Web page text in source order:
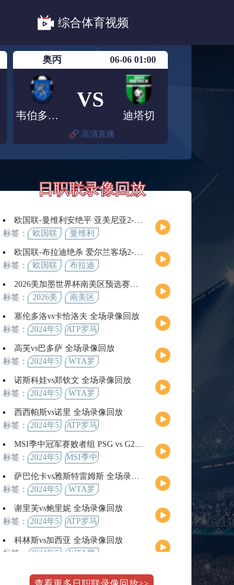
综合体育视频
奥丙 06-06 01:00
韦伯多夫圣安那
VS
迪塔切
高清直播
日职联录像回放
欧国联-曼维利安绝平 亚美尼亚2-2法罗群岛
标签：
欧国联
曼维利
欧国联-布拉迪绝杀 爱尔兰客场2-1逆转芬兰
标签：
欧国联 布拉迪
2026美加墨世界杯南美区预选赛第9轮全场集锦
标签：
2026美
界杯
南美区
塞伦多洛vs卡恰洛夫 全场录像回放
标签：
2024年5
ATP罗马
男单第3
轮
高芙vs巴多萨 全场录像回放
标签：
2024年5
WTA罗
赛女单
第4轮
诺斯科娃vs郑钦文 全场录像回放
标签：
2024年5
WTA罗
赛女单
第3轮
西西帕斯vs诺里 全场录像回放
标签：
2024年5
ATP罗马
男单第3
轮
MSI季中冠军赛败者组 PSG vs G2 全场录像回放
标签：
2024年5
MSI季中
败者组
萨巴伦卡vs雅斯特雷姆斯 全场录像回放
标签：
2024年5
WTA罗
赛女单
第3轮
谢里芙vs鲍里妮 全场录像回放
标签：
2024年5
ATP罗马
女单第2
轮
科林斯vs加西亚 全场录像回放
标签：
2024年5
WTA罗
赛女单
斯维托丽娜vs萨巴伦卡 全场录像回放